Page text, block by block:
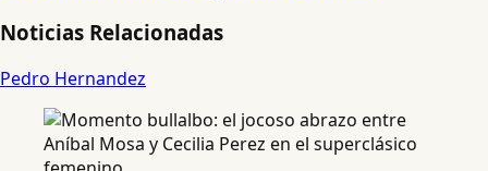
Noticias Relacionadas
Pedro Hernandez